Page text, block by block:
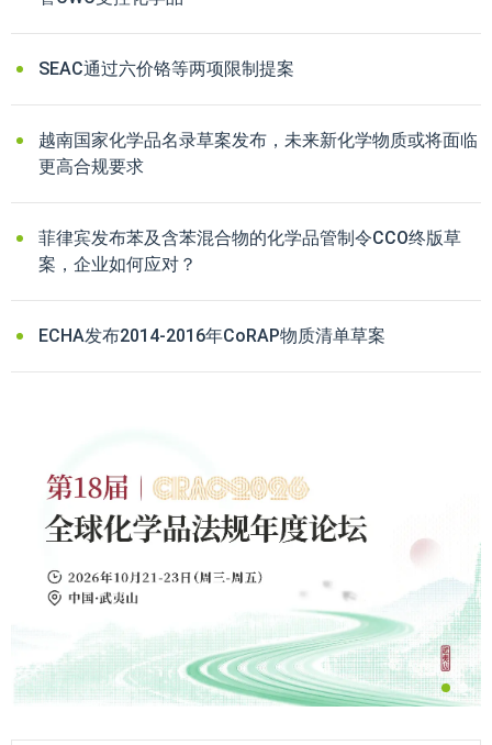
SEAC通过六价铬等两项限制提案
越南国家化学品名录草案发布，未来新化学物质或将面临
更高合规要求
菲律宾发布苯及含苯混合物的化学品管制令CCO终版草
案，企业如何应对？
ECHA发布2014-2016年CoRAP物质清单草案